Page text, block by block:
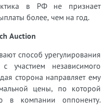
в РФ не признает
более, чем на год.
Auction
способ урегулирования
участием независимого
сторона направляет ему
цены, по которой
в компании оппоненту.